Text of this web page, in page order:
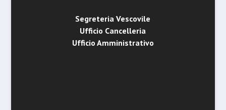
Segreteria Vescovile
Ufficio Cancelleria
Ufficio Amministrativo